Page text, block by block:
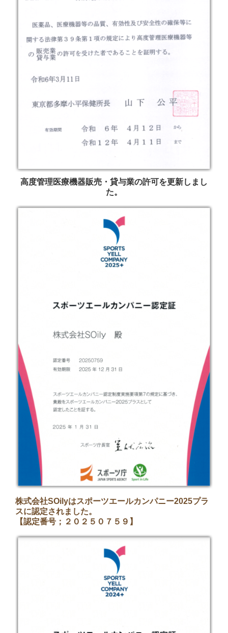
高度管理医療機器販売・貸与業の許可を更新しまし
た。
株式会社SOilyはスポーツエールカンパニー2025プラ
スに認定されました。
【認定番号；２０２５０７５９】